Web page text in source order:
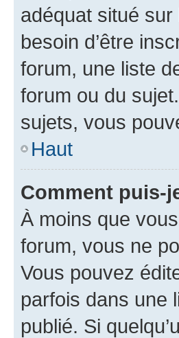
adéquat situé
besoin d’être
forum, une liste
forum ou du
sujets, vous
Haut
Comment puis-
À moins que
forum, vous ne
Vous pouvez
parfois dans une
publié. Si